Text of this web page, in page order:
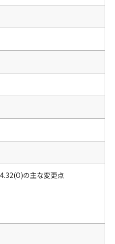
の主な変更点